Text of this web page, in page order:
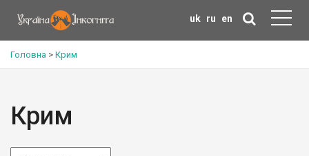
uk ru en
Головна > Крим
Крим